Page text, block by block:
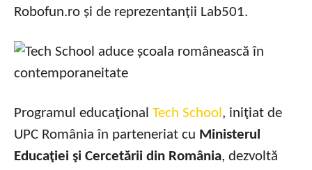
Robofun.ro și de reprezentanții Lab501.
Programul educaţional Tech School , iniţiat de
UPC România în parteneriat cu Ministerul
Educaţiei şi Cercetării din România, dezvoltă